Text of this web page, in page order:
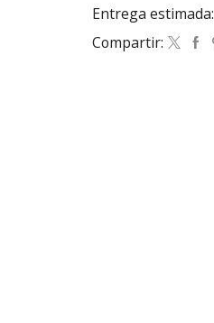
Entrega estimada:
Compartir: